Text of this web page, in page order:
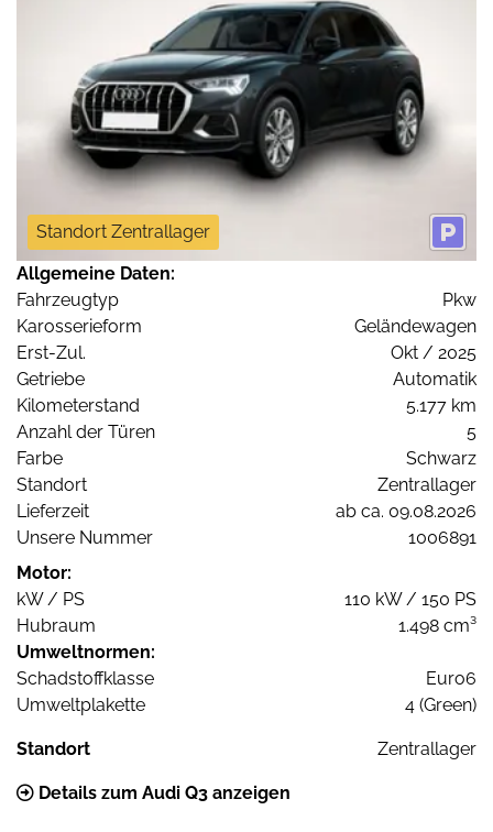
Standort Zentrallager
Allgemeine Daten:
Fahrzeugtyp
Pkw
Karosserieform
Geländewagen
Erst-Zul.
Okt / 2025
Getriebe
Automatik
Kilometerstand
5.177 km
Anzahl der Türen
5
Farbe
Schwarz
Standort
Zentrallager
Lieferzeit
ab ca. 09.08.2026
Unsere Nummer
1006891
Motor:
kW / PS
110 kW / 150 PS
Hubraum
1.498 cm³
Umweltnormen:
Schadstoffklasse
Euro6
Umweltplakette
4 (Green)
Standort Zentrallager
Details zum Audi Q3 anzeigen